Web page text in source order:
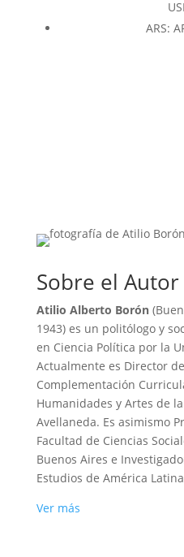
ARS:
Sobre el
Atilio Alberto Borón
1943) es un politólogo y
en Ciencia Política por la
Actualmente es Director
Complementación
Humanidades y Artes de
Avellaneda. Es asimismo
Facultad de Ciencias
Buenos Aires e
Estudios de América
Ver más